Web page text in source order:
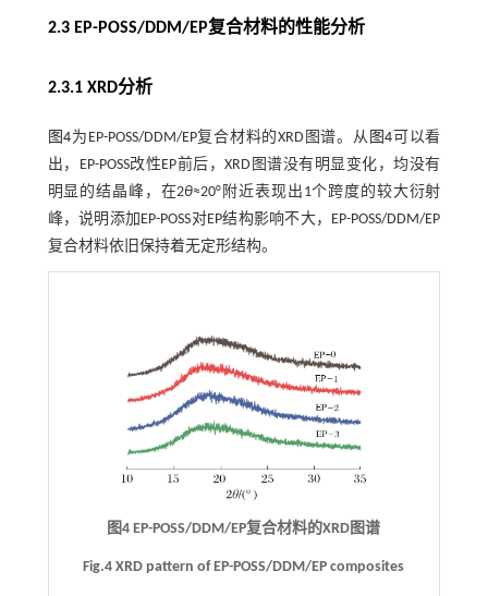
2.3 EP-POSS/DDM/EP复合材料的性能分析
2.3.1 XRD分析
图4为EP-POSS/DDM/EP复合材料的XRD图谱。从 图4 可以看
出，EP-POSS改性EP前后，XRD图谱没有明显变化，均没有
明显的结晶峰，在2θ≈20°附近表现出1个跨度的较大衍射
峰，说明添加EP-POSS对EP结构影响不大，EP-POSS/DDM/EP
复合材料依旧保持着无定形结构。
图4 EP-POSS/DDM/EP复合材料的XRD图谱
Fig.4 XRD pattern of EP-POSS/DDM/EP composites